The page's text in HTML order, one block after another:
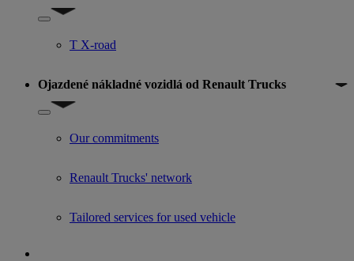
Show submenu for Ponuky na ojazdené nákladné vozidlá
T X-road
Ojazdené nákladné vozidlá od Renault Trucks
Show submenu for Ojazdené nákladné vozidlá od Renault Trucks
Our commitments
Renault Trucks' network
Tailored services for used vehicle